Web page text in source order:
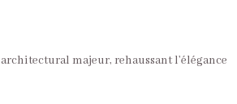
majeur, rehaussant l’élégance